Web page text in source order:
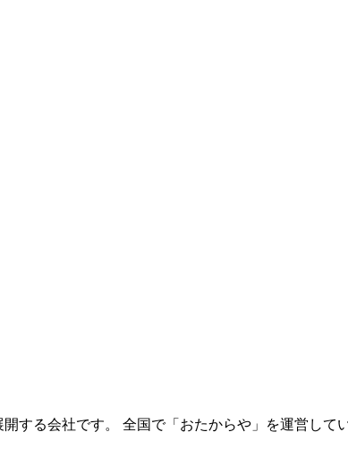
する会社です。 全国で「おたからや」を運営して